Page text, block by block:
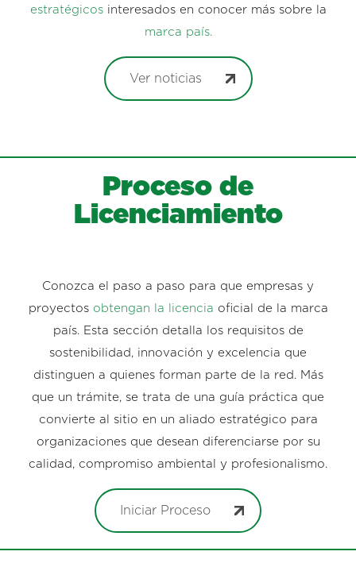
estratégicos interesados en conocer más sobre la
marca país.
Ver noticias
Proceso de
Licenciamiento
Conozca el paso a paso para que empresas y
proyectos obtengan la licencia oficial de la marca
país. Esta sección detalla los requisitos de
sostenibilidad, innovación y excelencia que
distinguen a quienes forman parte de la red. Más
que un trámite, se trata de una guía práctica que
convierte al sitio en un aliado estratégico para
organizaciones que desean diferenciarse por su
calidad, compromiso ambiental y profesionalismo.
Iniciar Proceso